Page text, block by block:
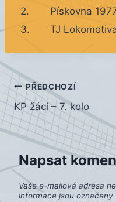
2.
Pískovna
3.
TJ
Navigace
pro
příspěvek
PŘEDCHOZÍ
KP žáci – 7. kolo
Napsat
Vaše e-mailová adresa
informace jsou označeny